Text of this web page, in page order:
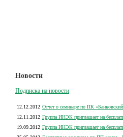
Новости
Подписка на новости
12.12.2012 Отчет о семинаре по ПК
12.11.2012 Группа ИНЭК приглашает на
19.09.2012 Группа ИНЭК приглашает на